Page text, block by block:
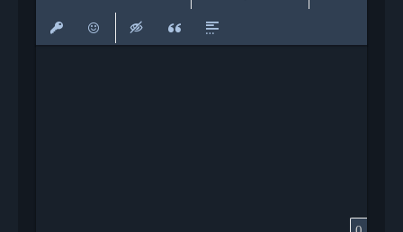
Полужирный
Курсив Подчеркнутый